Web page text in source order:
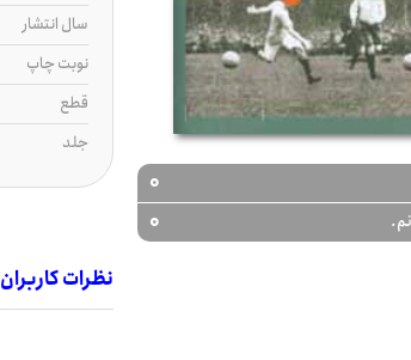
0
0
سال انتشار
نوبت چاپ
قطع
جلد
نظرات کاربران